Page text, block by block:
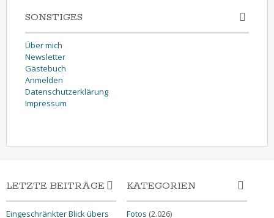
SONSTIGES
Über mich
Newsletter
Gästebuch
Anmelden
Datenschutzerklärung
Impressum
LETZTE BEITRÄGE
Eingeschränkter Blick übers
KATEGORIEN
Fotos (2.026)